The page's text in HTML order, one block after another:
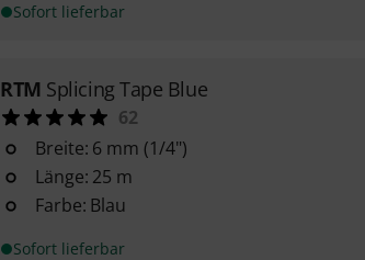
Sofort lieferbar
RTM Splicing Tape Blue
62
Breite: 6 mm (1/4")
Länge: 25 m
Farbe: Blau
Sofort lieferbar